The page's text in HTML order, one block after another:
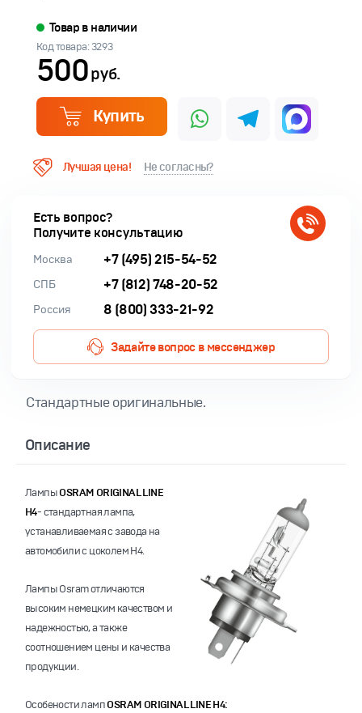
Товар в наличии
Код товара: 3293
500руб.
Купить
Лучшая цена! Не согласны?
Есть вопрос?
Получите консультацию
Москва +7 (495) 215-54-52
СПБ +7 (812) 748-20-52
Россия 8 (800) 333-21-92
Задайте вопрос в мессенджер
Стандартные оригинальные.
Описание
ЛампыOSRAM ORIGINAL LINE
H4-стандартная лампа,
устанавливаемая с завода на
автомобили с цоколемH4.
Лампы Osram отличаются
высоким немецким качеством и
надежностью, а также
соотношением цены и качества
продукции.
Особености лампOSRAM ORIGINAL LINE H4: